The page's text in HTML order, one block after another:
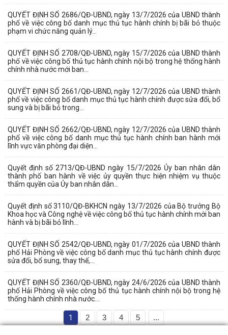
QUYẾT ĐỊNH SỐ 2686/QĐ-UBND, ngày 13/7/2026 của UBND thành
phố về việc công bố danh mục thủ tục hành chính bị bãi bỏ thuộc
phạm vi chức năng quản lý...
QUYẾT ĐỊNH SỐ 2708/QĐ-UBND, ngày 15/7/2026 của UBND thành
phố về việc công bố thủ tục hành chính nội bộ trong hệ thống hành
chính nhà nước mới ban...
QUYẾT ĐỊNH SỐ 2661/QĐ-UBND, ngày 12/7/2026 của UBND thành
phố về việc công bố danh mục thủ tục hành chính được sửa đổi, bổ
sung và bị bãi bỏ trong...
QUYẾT ĐỊNH SỐ 2662/QĐ-UBND, ngày 12/7/2026 của UBND thành
phố về việc công bố danh mục thủ tục hành chính ban hành mới
lĩnh vực văn phòng đại diện...
Quyết định số 2713/QĐ-UBND ngày 15/7/2026 Ủy ban nhân dân
thành phố ban hành về việc ủy quyền thực hiện nhiệm vụ thuộc
thẩm quyền của Ủy ban nhân dân...
Quyết định số 3110/QĐ-BKHCN ngày 13/7/2026 của Bộ trưởng Bộ
Khoa học và Công nghệ về việc công bố thủ tục hành chính mới ban
hành và bị bãi bỏ lĩnh...
QUYẾT ĐỊNH SỐ 2542/QĐ-UBND, ngày 01/7/2026 của UBND thành
phố Hải Phòng về việc công bố danh mục thủ tục hành chính được
sửa đổi, bổ sung, thay thế,...
QUYẾT ĐỊNH SỐ 2360/QĐ-UBND, ngày 24/6/2026 của UBND thành
phố Hải Phòng về việc công bố thủ tục hành chính nội bộ trong hệ
thống hành chính nhà nước...
1 2 3 4 5 ...